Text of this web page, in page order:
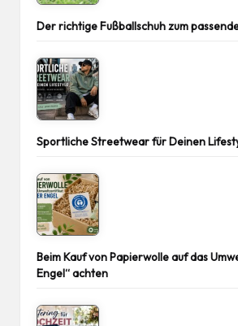
Der richtige Fußballschuh zum
Sportliche Streetwear für Deinen
Beim Kauf von Papierwolle auf das
Engel“ achten